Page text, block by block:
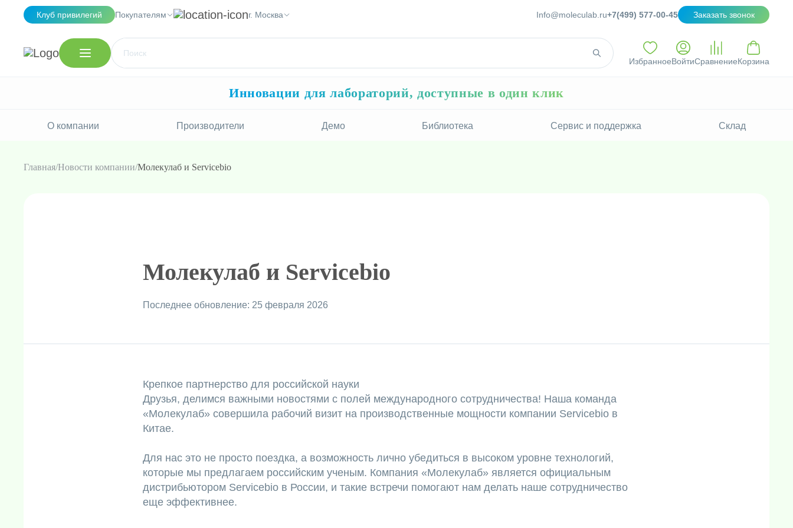
Клуб привилегий Покупателям г. Москва Info@moleculab.ru+7(499) 577-00-45 Заказать звонок
ИзбранноеВойтиСравнениеКорзина
Инновации для лабораторий, доступные в один клик
О компании Производители Демо Библиотека Сервис и поддержка Склад
Главная Новости компании Молекулаб и Servicebio
Молекулаб и Servicebio
Последнее обновление: 25 февраля 2026
Крепкое партнерство для российской науки
Друзья, делимся важными новостями с полей международного сотрудничества! Наша команда
«Молекулаб» совершила рабочий визит на производственные мощности компании Servicebio в
Китае.
Для нас это не просто поездка, а возможность лично убедиться в высоком уровне технологий,
которые мы предлагаем российским ученым. Компания «Молекулаб» является официальным
дистрибьютором Servicebio в России, и такие встречи помогают нам делать наше сотрудничество
еще эффективнее.